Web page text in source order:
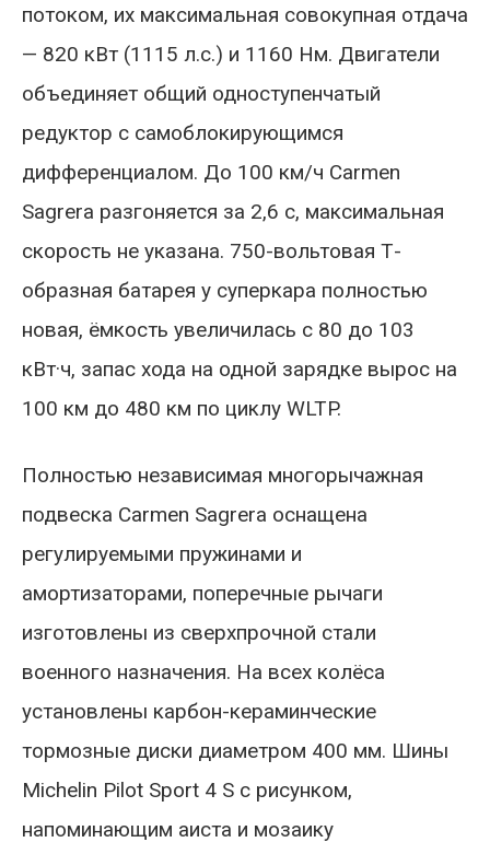
потоком, их максимальная совокупная отдача
— 820 кВт (1115 л.с.) и 1160 Нм. Двигатели
объединяет общий одноступенчатый
редуктор с самоблокирующимся
дифференциалом. До 100 км/ч Carmen
Sagrera разгоняется за 2,6 с, максимальная
скорость не указана. 750-вольтовая Т-
образная батарея у суперкара полностью
новая, ёмкость увеличилась с 80 до 103
кВт·ч, запас хода на одной зарядке вырос на
100 км до 480 км по циклу WLTP.
Полностью независимая многорычажная
подвеска Carmen Sagrera оснащена
регулируемыми пружинами и
амортизаторами, поперечные рычаги
изготовлены из сверхпрочной стали
военного назначения. На всех колёса
установлены карбон-кераминческие
тормозные диски диаметром 400 мм. Шины
Michelin Pilot Sport 4 S с рисунком,
напоминающим аиста и мозаику